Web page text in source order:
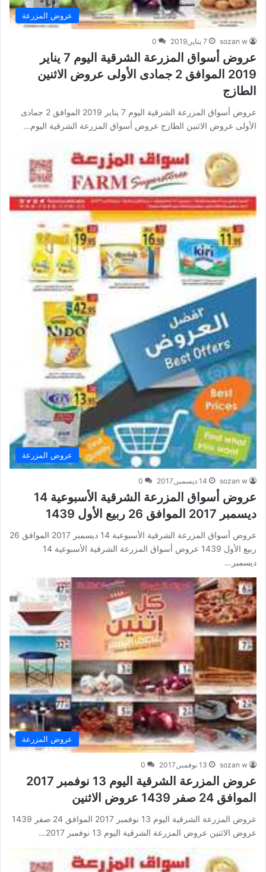
عروض المزرعة
sozan w 7 يناير,2019 0
عروض أسواق المزرعة الشرقية اليوم 7 يناير
2019 الموافق 2 جمادى الأولى عروض الاثنين
الطازج
عروض أسواق المزرعة الشرقية اليوم 7 يناير 2019 الموافق 2 جمادى
الأولى عروض الاثنين الطازج عروض أسواق المزرعة الشرقية اليوم…
عروض المزرعة
sozan w 14 ديسمبر,2017 0
عروض أسواق المزرعة الشرقية الأسبوعية 14
ديسمبر 2017 الموافق 26 ربيع الأول 1439
عروض أسواق المزرعة الشرقية الأسبوعية 14 ديسمبر 2017 الموافق 26
ربيع الأول 1439 عروض أسواق المزرعة الشرقية الأسبوعية 14
ديسمبر…
عروض المزرعة
sozan w 13 نوفمبر,2017 0
عروض المزرعة الشرقية اليوم 13 نوفمبر 2017
الموافق 24 صفر 1439 عروض الاثنين
عروض المزرعة الشرقية اليوم 13 نوفمبر 2017 الموافق 24 صفر 1439
عروض الاثنين عروض المزرعة الشرقية اليوم 13 نوفمبر 2017…